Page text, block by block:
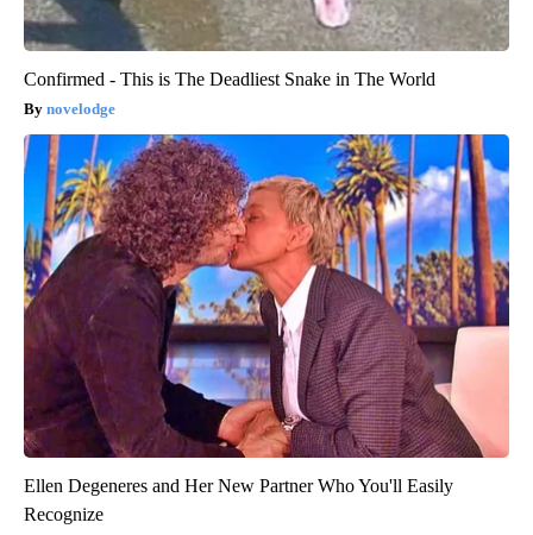
Confirmed - This is The Deadliest Snake in The World
novelodge
Ellen Degeneres and Her New Partner Who You'll Easily
Recognize